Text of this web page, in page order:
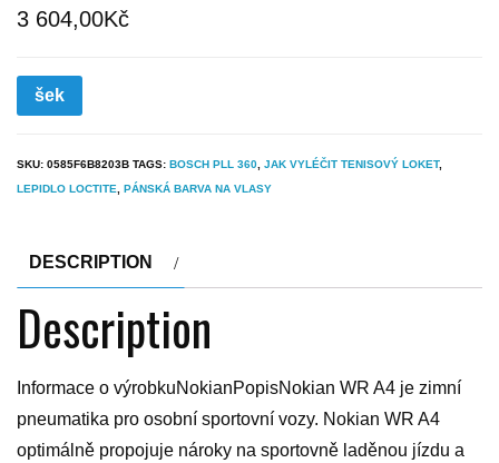
3 604,00Kč
šek
SKU: 0585F6B8203B TAGS: BOSCH PLL 360 JAK VYLÉČIT TENISOVÝ LOKET,
LEPIDLO LOCTITE
PÁNSKÁ BARVA NA VLASY
DESCRIPTION
Description
Informace o výrobkuNokianPopisNokian WR A4 je zimní
pneumatika pro osobní sportovní vozy. Nokian WR A4
optimálně propojuje nároky na sportovně laděnou jízdu a